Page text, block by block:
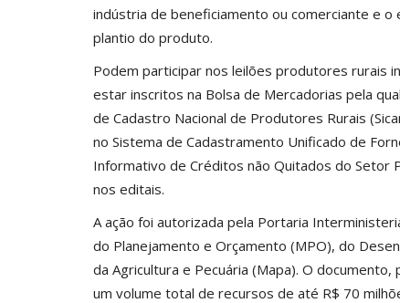
indústria de beneficiamento ou comerciante e
plantio do produto.
Podem participar nos leilões produtores rurais
estar inscritos na Bolsa de Mercadorias pela
de Cadastro Nacional de Produtores Rurais
no Sistema de Cadastramento Unificado de
Informativo de Créditos não Quitados do Setor
nos editais.
A ação foi autorizada pela Portaria
do Planejamento e Orçamento (MPO), do
da Agricultura e Pecuária (Mapa). O
um volume total de recursos de até R$ 70